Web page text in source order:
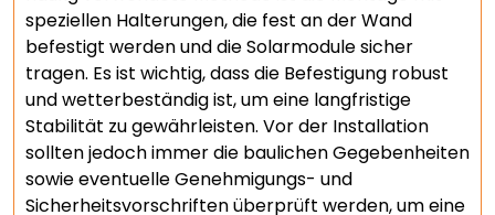
speziellen Halterungen, die fest an der Wand
befestigt werden und die Solarmodule sicher
tragen. Es ist wichtig, dass die Befestigung robust
und wetterbeständig ist, um eine langfristige
Stabilität zu gewährleisten. Vor der Installation
sollten jedoch immer die baulichen Gegebenheiten
sowie eventuelle Genehmigungs- und
Sicherheitsvorschriften überprüft werden, um eine